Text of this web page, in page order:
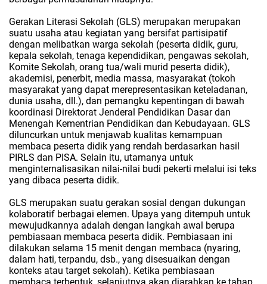
Gerakan Literasi Sekolah (GLS) merupakan merupakan
suatu usaha atau kegiatan yang bersifat partisipatif
dengan melibatkan warga sekolah (peserta didik, guru,
kepala sekolah, tenaga kependidikan, pengawas sekolah,
Komite Sekolah, orang tua/wali murid peserta didik),
akademisi, penerbit, media massa, masyarakat (tokoh
masyarakat yang dapat merepresentasikan keteladanan,
dunia usaha, dll.), dan pemangku kepentingan di bawah
koordinasi Direktorat Jenderal Pendidikan Dasar dan
Menengah Kementrian Pendidikan dan Kebudayaan. GLS
diluncurkan untuk menjawab kualitas kemampuan
membaca peserta didik yang rendah berdasarkan hasil
PIRLS dan PISA. Selain itu, utamanya untuk
menginternalisasikan nilai-nilai budi pekerti melalui isi teks
yang dibaca peserta didik.
GLS merupakan suatu gerakan sosial dengan dukungan
kolaboratif berbagai elemen. Upaya yang ditempuh untuk
mewujudkannya adalah dengan langkah awal berupa
pembiasaan membaca peserta didik. Pembiasaan ini
dilakukan selama 15 menit dengan membaca (nyaring,
dalam hati, terpandu, dsb., yang disesuaikan dengan
konteks atau target sekolah). Ketika pembiasaan